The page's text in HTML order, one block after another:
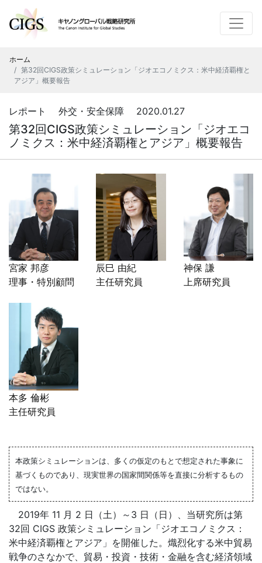
ホーム
第32回CIGS政策シミュレーション「ジオエコノミクス：米中経済覇権と
アジア」概要報告
レポート 外交・安全保障 2020.01.27
第32回CIGS政策シミュレーション「ジオエコ
ノミクス：米中経済覇権とアジア」概要報告
宮家 邦彦
理事・特別顧問
辰巳 由紀
主任研究員
神保 謙
上席研究員
本多 倫彬
主任研究員
本政策シミュレーションは、多くの仮定のもとで想定された事象に
基づくものであり、現実世界の国家間関係等を直接に分析するもの
ではない。
2019年 11 月 2 日（土）～3 日（日）、当研究所は第
32回 CIGS 政策シミュレーション「ジオエコノミクス：
米中経済覇権とアジア」を開催した。熾烈化する米中貿易
戦争のさなかで、貿易・投資・技術・金融を含む経済領域